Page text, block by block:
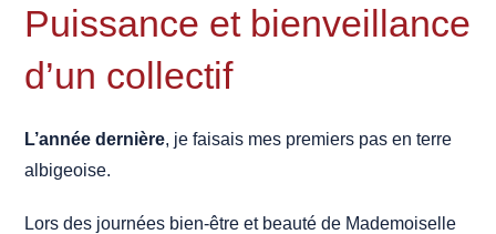
Puissance et bienveillance
d’un collectif
L’année dernière, je faisais mes premiers pas en terre
albigeoise.
Lors des journées bien-être et beauté de Mademoiselle